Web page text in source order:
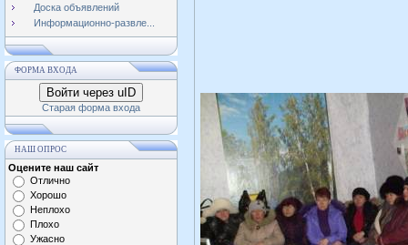
Доска объявлений
Информационно-развле...
ФОРМА ВХОДА
Войти через uID
Старая форма входа
НАШ ОПРОС
Оцените наш сайт
Отлично
Хорошо
Неплохо
Плохо
Ужасно